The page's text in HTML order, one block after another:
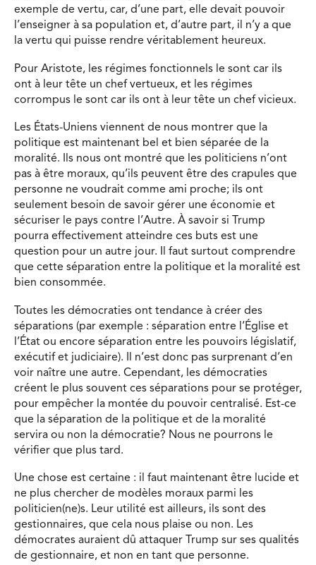
exemple de vertu, car, d’une part, elle devait pouvoir
l’enseigner à sa population et, d’autre part, il n’y a que
la vertu qui puisse rendre véritablement heureux.
Pour Aristote, les régimes fonctionnels le sont car ils
ont à leur tête un chef vertueux, et les régimes
corrompus le sont car ils ont à leur tête un chef vicieux.
Les États-Uniens viennent de nous montrer que la
politique est maintenant bel et bien séparée de la
moralité. Ils nous ont montré que les politiciens n’ont
pas à être moraux, qu’ils peuvent être des crapules que
personne ne voudrait comme ami proche; ils ont
seulement besoin de savoir gérer une économie et
sécuriser le pays contre l’Autre. À savoir si Trump
pourra effectivement atteindre ces buts est une
question pour un autre jour. Il faut surtout comprendre
que cette séparation entre la politique et la moralité est
bien consommée.
Toutes les démocraties ont tendance à créer des
séparations (par exemple : séparation entre l’Église et
l’État ou encore séparation entre les pouvoirs législatif,
exécutif et judiciaire). Il n’est donc pas surprenant d’en
voir naître une autre. Cependant, les démocraties
créent le plus souvent ces séparations pour se protéger,
pour empêcher la montée du pouvoir centralisé. Est-ce
que la séparation de la politique et de la moralité
servira ou non la démocratie? Nous ne pourrons le
vérifier que plus tard.
Une chose est certaine : il faut maintenant être lucide et
ne plus chercher de modèles moraux parmi les
politicien(ne)s. Leur utilité est ailleurs, ils sont des
gestionnaires, que cela nous plaise ou non. Les
démocrates auraient dû attaquer Trump sur ses qualités
de gestionnaire, et non en tant que personne.